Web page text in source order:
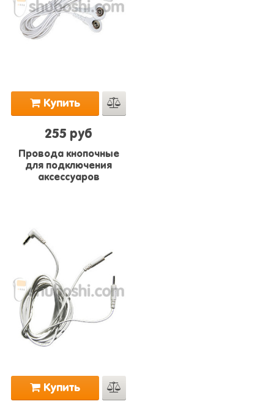
Купить
255 руб
Провода кнопочные
для подключения
аксессуаров
Купить